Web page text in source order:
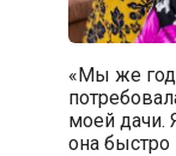
«Мы же
моей дачи.
она